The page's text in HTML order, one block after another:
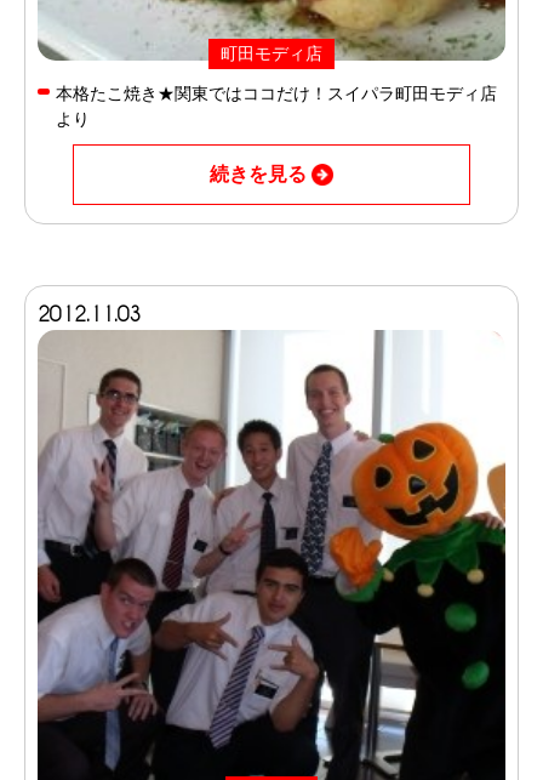
町田モディ店
本格たこ焼き★関東ではココだけ！スイパラ町田モディ店
より
続きを見る
2012.11.03